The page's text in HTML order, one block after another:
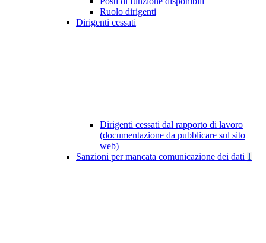
Ruolo dirigenti
Dirigenti cessati
Dirigenti cessati dal rapporto di lavoro
(documentazione da pubblicare sul sito
web)
Sanzioni per mancata comunicazione dei dati 1